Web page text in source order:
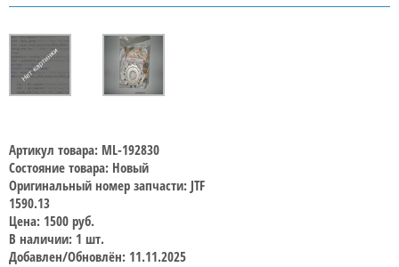
Артикул товара: ML-192830
Состояние товара: Новый
Оригинальный номер запчасти: JTF
1590.13
Цена: 1500 руб.
В наличии: 1 шт.
Добавлен/Обновлён: 11.11.2025